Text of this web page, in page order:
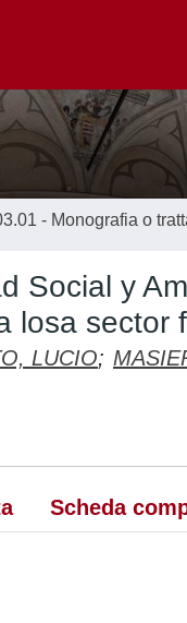
- Monografia o
Social y
losa sector
LUCIO;
Scheda